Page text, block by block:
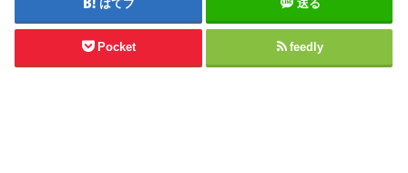
はてブ 送る
Pocket feedly